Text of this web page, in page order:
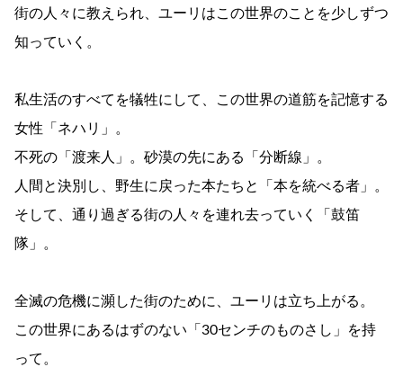
街の人々に教えられ、ユーリはこの世界のことを少しずつ
知っていく。
私生活のすべてを犠牲にして、この世界の道筋を記憶する
女性「ネハリ」。
不死の「渡来人」。砂漠の先にある「分断線」。
人間と決別し、野生に戻った本たちと「本を統べる者」。
そして、通り過ぎる街の人々を連れ去っていく「鼓笛
隊」。
全滅の危機に瀕した街のために、ユーリは立ち上がる。
この世界にあるはずのない「30センチのものさし」を持
って。